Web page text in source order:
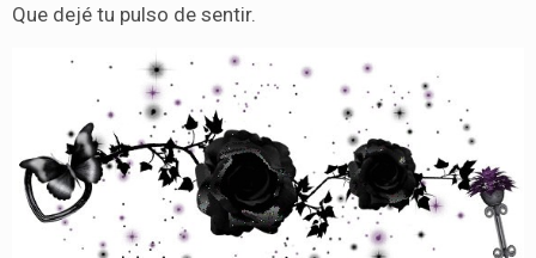
Que dejé tu pulso de sentir.